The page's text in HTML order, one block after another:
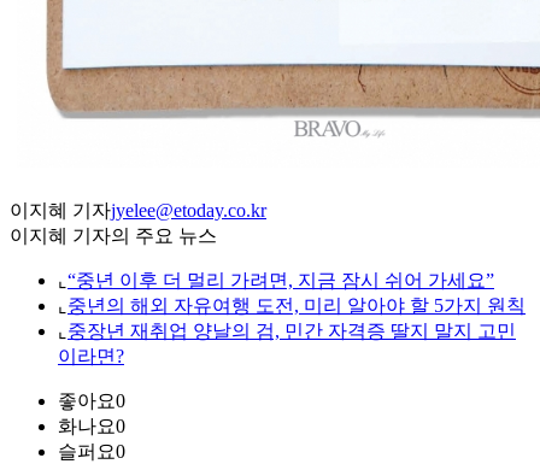
이지혜 기자jyelee@etoday.co.kr
이지혜 기자의 주요 뉴스
⌞ “중년 이후 더 멀리 가려면, 지금 잠시 쉬어 가세요”
⌞ 중년의 해외 자유여행 도전, 미리 알아야 할 5가지 원칙
⌞ 중장년 재취업 양날의 검, 민간 자격증 딸지 말지 고민
이라면?
좋아요0
화나요0
슬퍼요0